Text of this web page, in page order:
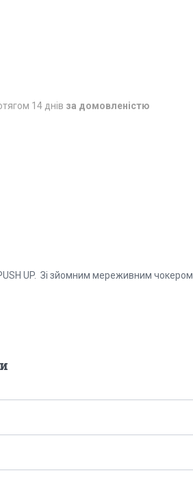
14 днів за домовленістю
UP. Зі зйомним мереживним чокером.